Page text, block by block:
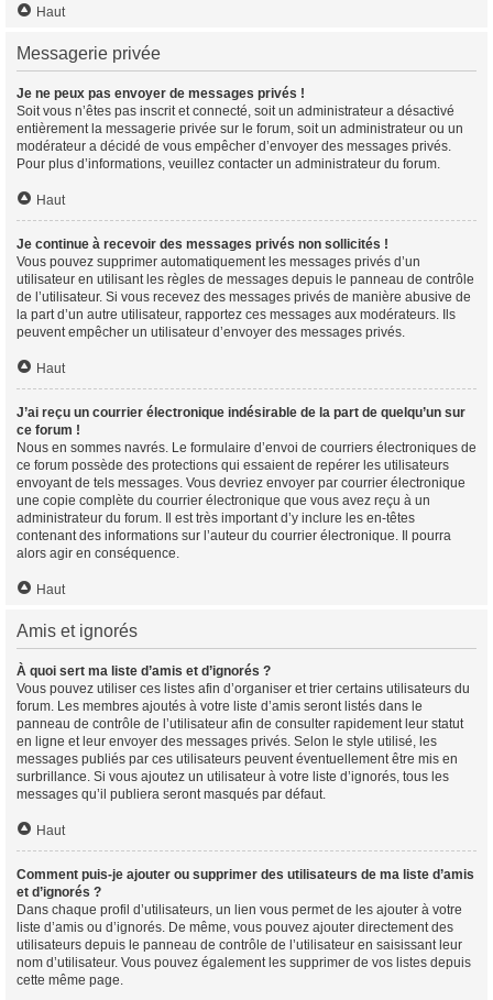
Haut
Messagerie privée
Je ne peux pas envoyer de messages privés !
Soit vous n’êtes pas inscrit et connecté, soit un administrateur a désactivé
entièrement la messagerie privée sur le forum, soit un administrateur ou un
modérateur a décidé de vous empêcher d’envoyer des messages privés.
Pour plus d’informations, veuillez contacter un administrateur du forum.
Haut
Je continue à recevoir des messages privés non sollicités !
Vous pouvez supprimer automatiquement les messages privés d’un
utilisateur en utilisant les règles de messages depuis le panneau de contrôle
de l’utilisateur. Si vous recevez des messages privés de manière abusive de
la part d’un autre utilisateur, rapportez ces messages aux modérateurs. Ils
peuvent empêcher un utilisateur d’envoyer des messages privés.
Haut
J’ai reçu un courrier électronique indésirable de la part de quelqu’un sur
ce forum !
Nous en sommes navrés. Le formulaire d’envoi de courriers électroniques de
ce forum possède des protections qui essaient de repérer les utilisateurs
envoyant de tels messages. Vous devriez envoyer par courrier électronique
une copie complète du courrier électronique que vous avez reçu à un
administrateur du forum. Il est très important d’y inclure les en-têtes
contenant des informations sur l’auteur du courrier électronique. Il pourra
alors agir en conséquence.
Haut
Amis et ignorés
À quoi sert ma liste d’amis et d’ignorés ?
Vous pouvez utiliser ces listes afin d’organiser et trier certains utilisateurs du
forum. Les membres ajoutés à votre liste d’amis seront listés dans le
panneau de contrôle de l’utilisateur afin de consulter rapidement leur statut
en ligne et leur envoyer des messages privés. Selon le style utilisé, les
messages publiés par ces utilisateurs peuvent éventuellement être mis en
surbrillance. Si vous ajoutez un utilisateur à votre liste d’ignorés, tous les
messages qu’il publiera seront masqués par défaut.
Haut
Comment puis-je ajouter ou supprimer des utilisateurs de ma liste d’amis
et d’ignorés ?
Dans chaque profil d’utilisateurs, un lien vous permet de les ajouter à votre
liste d’amis ou d’ignorés. De même, vous pouvez ajouter directement des
utilisateurs depuis le panneau de contrôle de l’utilisateur en saisissant leur
nom d’utilisateur. Vous pouvez également les supprimer de vos listes depuis
cette même page.